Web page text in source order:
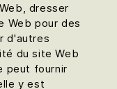
dresser
Web pour des
d'autres
du site Web
peut fournir
y est